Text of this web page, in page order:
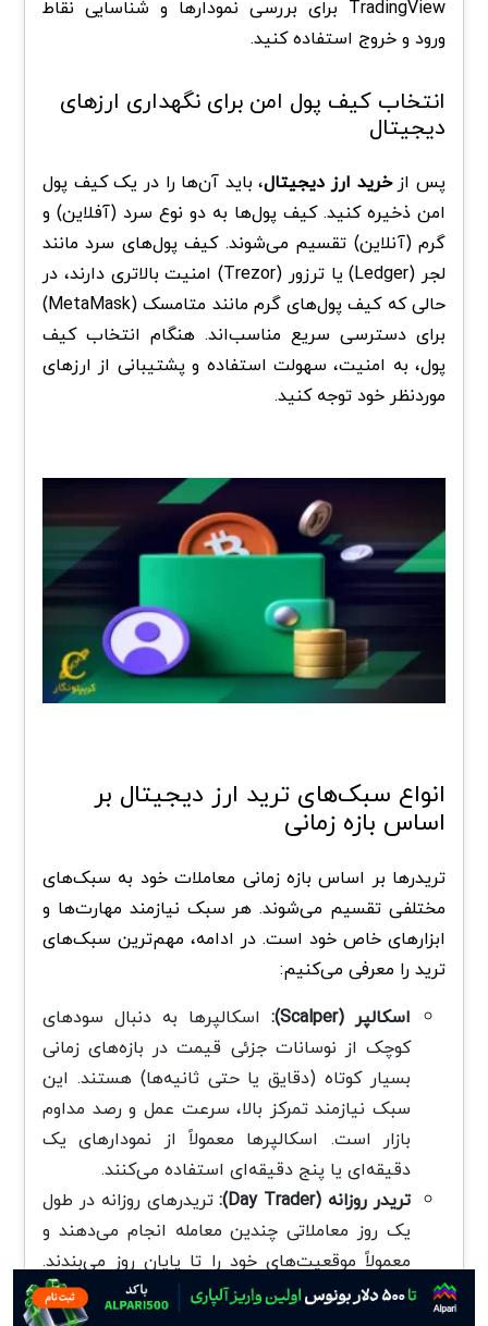
TradingView برای بررسی نمودارها و شناسایی نقاط
ورود و خروج استفاده کنید.
انتخاب کیف پول امن برای نگهداری ارزهای
دیجیتال
پس ازخرید ارز دیجیتال، باید آن‌ها را در یک کیف پول
امن ذخیره کنید. کیف پول‌ها به دو نوع سرد (آفلاین) و
گرم (آنلاین) تقسیم می‌شوند. کیف پول‌های سرد مانند
لجر (Ledger) یا ترزور (Trezor) امنیت بالاتری دارند، در
حالی که کیف پول‌های گرم مانند متامسک (MetaMask)
برای دسترسی سریع مناسب‌اند. هنگام انتخاب کیف
پول، به امنیت، سهولت استفاده و پشتیبانی از ارزهای
موردنظر خود توجه کنید.
انواع سبک‌های ترید ارز دیجیتال بر
اساس بازه زمانی
تریدرها بر اساس بازه زمانی معاملات خود به سبک‌های
مختلفی تقسیم می‌شوند. هر سبک نیازمند مهارت‌ها و
ابزارهای خاص خود است. در ادامه، مهم‌ترین سبک‌های
ترید را معرفی می‌کنیم:
اسکالپر (Scalper):
اسکالپرها به دنبال سودهای
کوچک از نوسانات جزئی قیمت در بازه‌های زمانی
بسیار کوتاه (دقایق یا حتی ثانیه‌ها) هستند. این
سبک نیازمند تمرکز بالا، سرعت عمل و رصد مداوم
بازار است. اسکالپرها معمولاً از نمودارهای یک
دقیقه‌ای یا پنج دقیقه‌ای استفاده می‌کنند.
تریدر روزانه (Day Trader):
تریدرهای روزانه در طول
یک روز معاملاتی چندین معامله انجام می‌دهند و
معمولاً موقعیت‌های خود را تا پایان روز می‌بندند.
این سبک بر تحلیل تکنیکال و شناسایی روندهای